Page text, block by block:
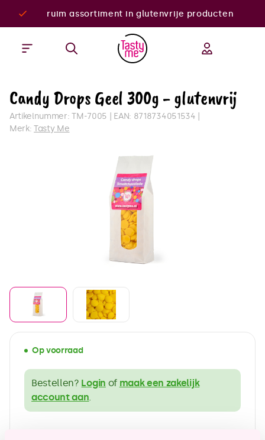
ruim assortiment in glutenvrije producten
Candy Drops Geel 300g - glutenvrij
Artikelnummer:TM-7005 EAN: 8718734051534
Merk:Tasty Me
Op voorraad
Bestellen? Login of maak een zakelijk
account aan